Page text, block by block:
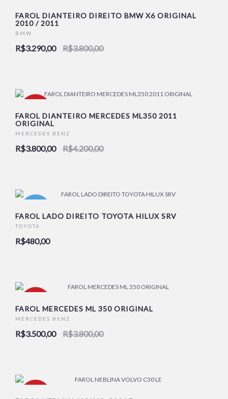
FAROL DIANTEIRO DIREITO BMW X6 ORIGINAL
2010 / 2011
BMW
R$3.290,00 R$3.800,00
FAROL DIANTEIRO MERCEDES ML350 2011
ORIGINAL
MERCEDES BENZ
R$3.800,00 R$4.200,00
FAROL LADO DIREITO TOYOTA HILUX SRV
TOYOTA
R$480,00
NOVO
FAROL MERCEDES ML 350 ORIGINAL
MERCEDES BENZ
R$3.500,00 R$3.800,00